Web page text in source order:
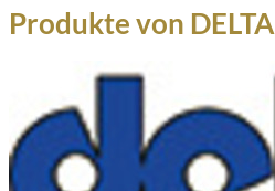
Produkte von DELTA